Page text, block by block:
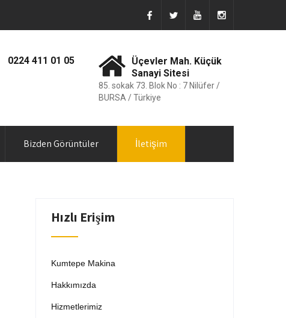
0224 411 01 05
Üçevler Mah. Küçük
Sanayi Sitesi
85. sokak 73. Blok No : 7 Nilüfer /
BURSA / Türkiye
Bizden Görüntüler İletişim
Hızlı Erişim
Kumtepe Makina
Hakkımızda
Hizmetlerimiz